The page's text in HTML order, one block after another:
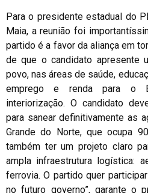
Para o presidente estadual do
Maia, a reunião foi
partido é a favor da aliança em
de que o candidato apresente
povo, nas áreas de saúde,
emprego e renda para o
interiorização. O candidato
para sanear definitivamente as
Grande do Norte, que ocupa
também ter um projeto claro
ampla infraestrutura logística:
ferrovia. O partido quer
no futuro governo”, garante o